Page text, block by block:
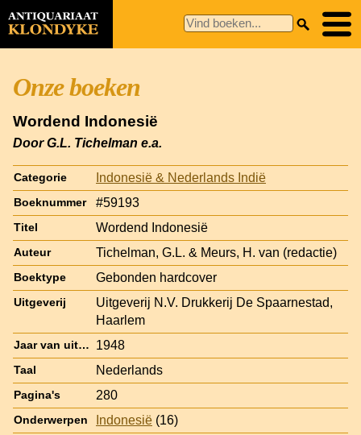
Onze boeken
Wordend Indonesië
Door G.L. Tichelman e.a.
Categorie Indonesië & Nederlands Indië
Boeknummer #59193
Titel Wordend Indonesië
Auteur Tichelman, G.L. & Meurs, H. van (redactie)
Boektype Gebonden hardcover
Uitgeverij
Uitgeverij N.V. Drukkerij De Spaarnestad,
Haarlem
Jaar van uitgave 1948
Taal Nederlands
Pagina's 280
Onderwerpen Indonesië (16)